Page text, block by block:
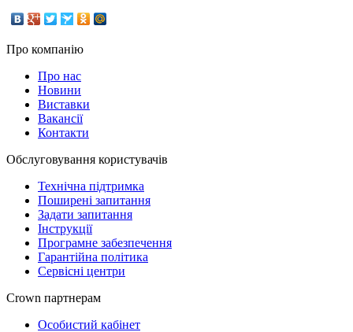
Про компанію
Про нас
Новини
Виставки
Вакансії
Контакти
Обслуговування користувачів
Технічна підтримка
Поширені запитання
Задати запитання
Інструкції
Програмне забезпечення
Гарантійна політика
Сервісні центри
Crown партнерам
Особистий кабінет